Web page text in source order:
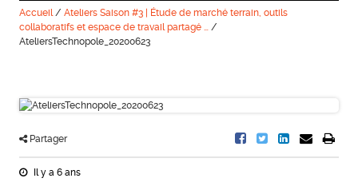
Accueil/ Ateliers Saison #3 | Étude de marché terrain, outils
collaboratifs et espace de travail partagé …/
AteliersTechnopole_20200623
Partager
Il y a 6 ans